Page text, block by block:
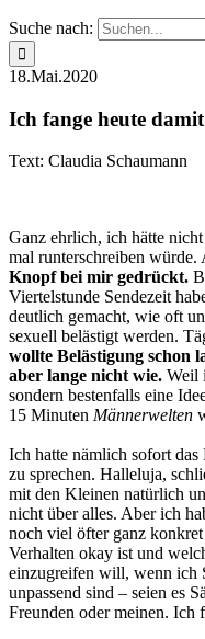
Suche nach:
18.Mai.2020
Ich fange heute
Text: Claudia Schaumann
Ganz ehrlich, ich hätte
mal runterschreiben würde.
Knopf bei mir gedrückt.
Viertelstunde Sendezeit
deutlich gemacht, wie oft
sexuell belästigt werden.
wollte Belästigung schon
aber lange nicht wie. Weil
sondern bestenfalls eine
15 Minuten Männerwelten
Ich hatte nämlich sofort
zu sprechen. Halleluja,
mit den Kleinen natürlich
nicht über alles. Aber ich
noch viel öfter ganz
Verhalten okay ist und
einzugreifen will, wenn ich
unpassend sind – seien es
Freunden oder meinen. Ich